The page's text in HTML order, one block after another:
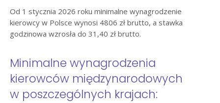
Od 1 stycznia 2026 roku minimalne wynagrodzenie
kierowcy w Polsce wynosi 4806 zł brutto, a stawka
godzinowa wzrosła do 31,40 zł brutto.
Minimalne wynagrodzenia
kierowców międzynarodowych
w poszczególnych krajach: